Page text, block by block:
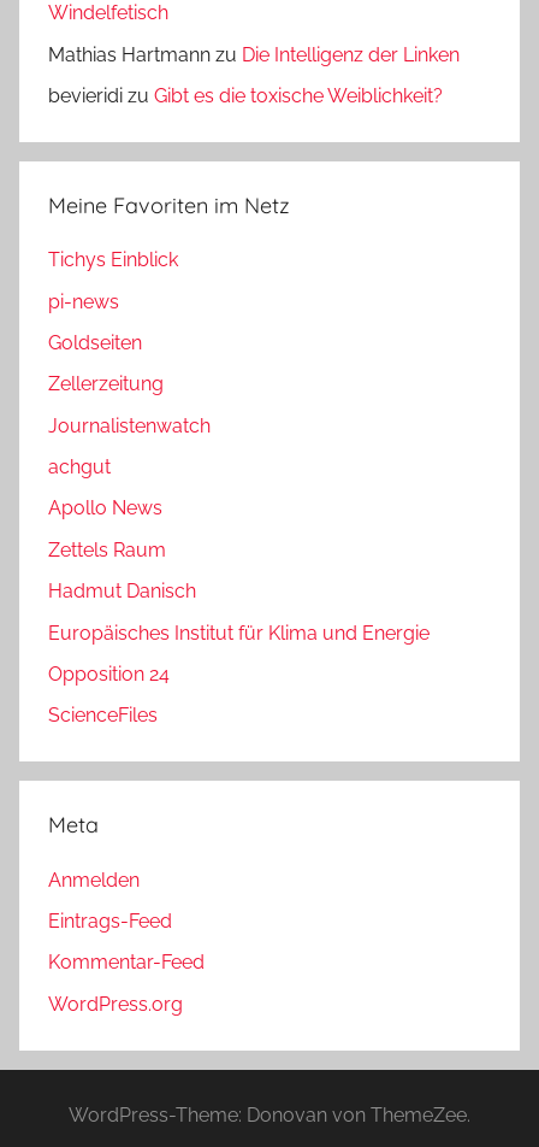
Windelfetisch
Mathias Hartmann zu Die Intelligenz der Linken
bevieridi zu Gibt es die toxische Weiblichkeit?
Meine Favoriten im Netz
Tichys Einblick
pi-news
Goldseiten
Zellerzeitung
Journalistenwatch
achgut
Apollo News
Zettels Raum
Hadmut Danisch
Europäisches Institut für Klima und Energie
Opposition 24
ScienceFiles
Meta
Anmelden
Eintrags-Feed
Kommentar-Feed
WordPress.org
WordPress-Theme: Donovan von ThemeZee.